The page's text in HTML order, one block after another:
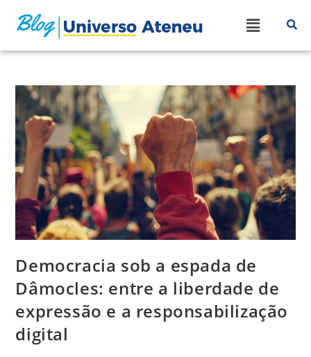
Democracia sob a espada de
Dâmocles: entre a liberdade de
expressão e a responsabilização
digital